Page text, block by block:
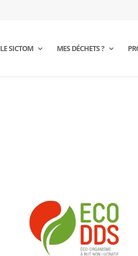
LE SICTOM MES DÉCHETS ?